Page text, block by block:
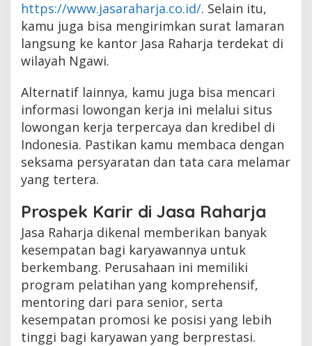
https://www.jasaraharja.co.id/. Selain itu,
kamu juga bisa mengirimkan surat lamaran
langsung ke kantor Jasa Raharja terdekat di
wilayah Ngawi.
Alternatif lainnya, kamu juga bisa mencari
informasi lowongan kerja ini melalui situs
lowongan kerja terpercaya dan kredibel di
Indonesia. Pastikan kamu membaca dengan
seksama persyaratan dan tata cara melamar
yang tertera.
Prospek Karir di Jasa Raharja
Jasa Raharja dikenal memberikan banyak
kesempatan bagi karyawannya untuk
berkembang. Perusahaan ini memiliki
program pelatihan yang komprehensif,
mentoring dari para senior, serta
kesempatan promosi ke posisi yang lebih
tinggi bagi karyawan yang berprestasi.